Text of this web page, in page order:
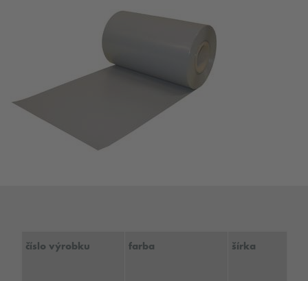
číslo výrobku farba šírka